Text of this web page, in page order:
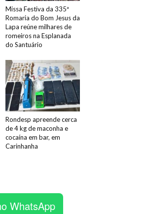
Missa Festiva da 335ª
Romaria do Bom Jesus da
Lapa reúne milhares de
romeiros na Esplanada
do Santuário
Rondesp apreende cerca
de 4 kg de maconha e
cocaína em bar, em
Carinhanha
WhatsApp